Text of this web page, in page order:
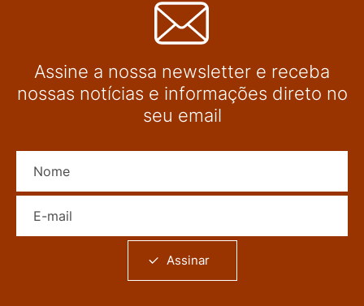
Assine a nossa newsletter e receba
nossas notícias e informações direto no
seu email
Assinar